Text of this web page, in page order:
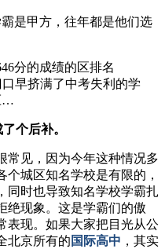
是甲方，往年都是他们选
分的成绩的区排名
早挤满了中考失利的学
…
个后补。
见，因为今年这种情况多
城区知名学校是有限的，
同时也导致知名学校学霸扎
绝现象。这是学霸们的傲
表现。如果大家把目光从公
北京所有的 国际高中 ，其实